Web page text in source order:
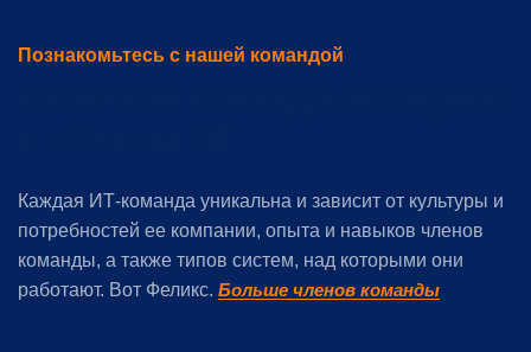
Познакомьтесь с нашей командой
Каждая ИТ-команда уникальна и зависит от культуры и
потребностей ее компании, опыта и навыков членов
команды, а также типов систем, над которыми они
работают. Вот Феликс. Больше членов команды